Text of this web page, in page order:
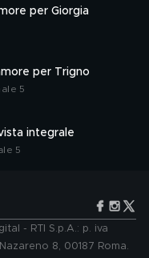
per Giorgia
per Trigno
5
integrale
5
- RTI S.p.A.: p. iva
8, 00187 Roma.